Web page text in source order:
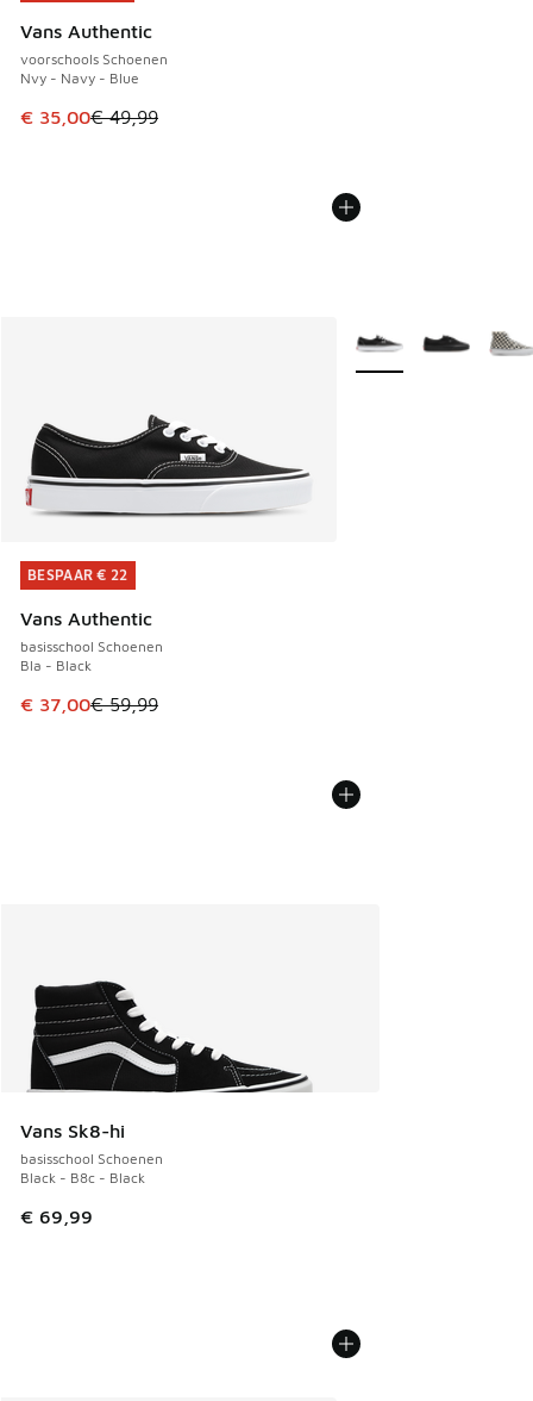
Vans Authentic
voorschools Schoenen
Nvy - Navy - Blue
Dit artikel is in de uitverkoop. Dit artikel is in de
€ 35,00€ 49,99
BESPAAR € 22
Vans Authentic
basisschool Schoenen
Bla - Black
Dit artikel is in de uitverkoop. Dit artikel is in de
€ 37,00€ 59,99
BESPAAR € 22
Meer kleuren
Vans Sk8-hi
basisschool Schoenen
Black - B8c - Black
€ 69,99